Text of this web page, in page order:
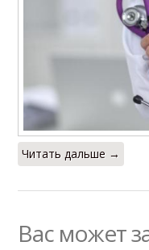
Читать дальше →
Вас может